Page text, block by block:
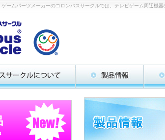
ームパーツメーカーのコロンバスサークルでは、テレビゲーム周辺機